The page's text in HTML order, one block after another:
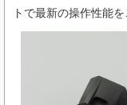
トで最新の操作性能